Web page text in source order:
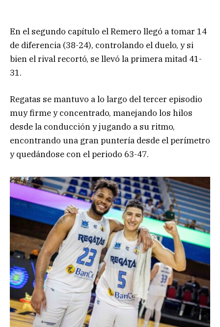
En el segundo capítulo el Remero llegó a tomar 14
de diferencia (38-24), controlando el duelo, y si
bien el rival recortó, se llevó la primera mitad 41-
31.
Regatas se mantuvo a lo largo del tercer episodio
muy firme y concentrado, manejando los hilos
desde la conducción y jugando a su ritmo,
encontrando una gran puntería desde el perímetro
y quedándose con el periodo 63-47.